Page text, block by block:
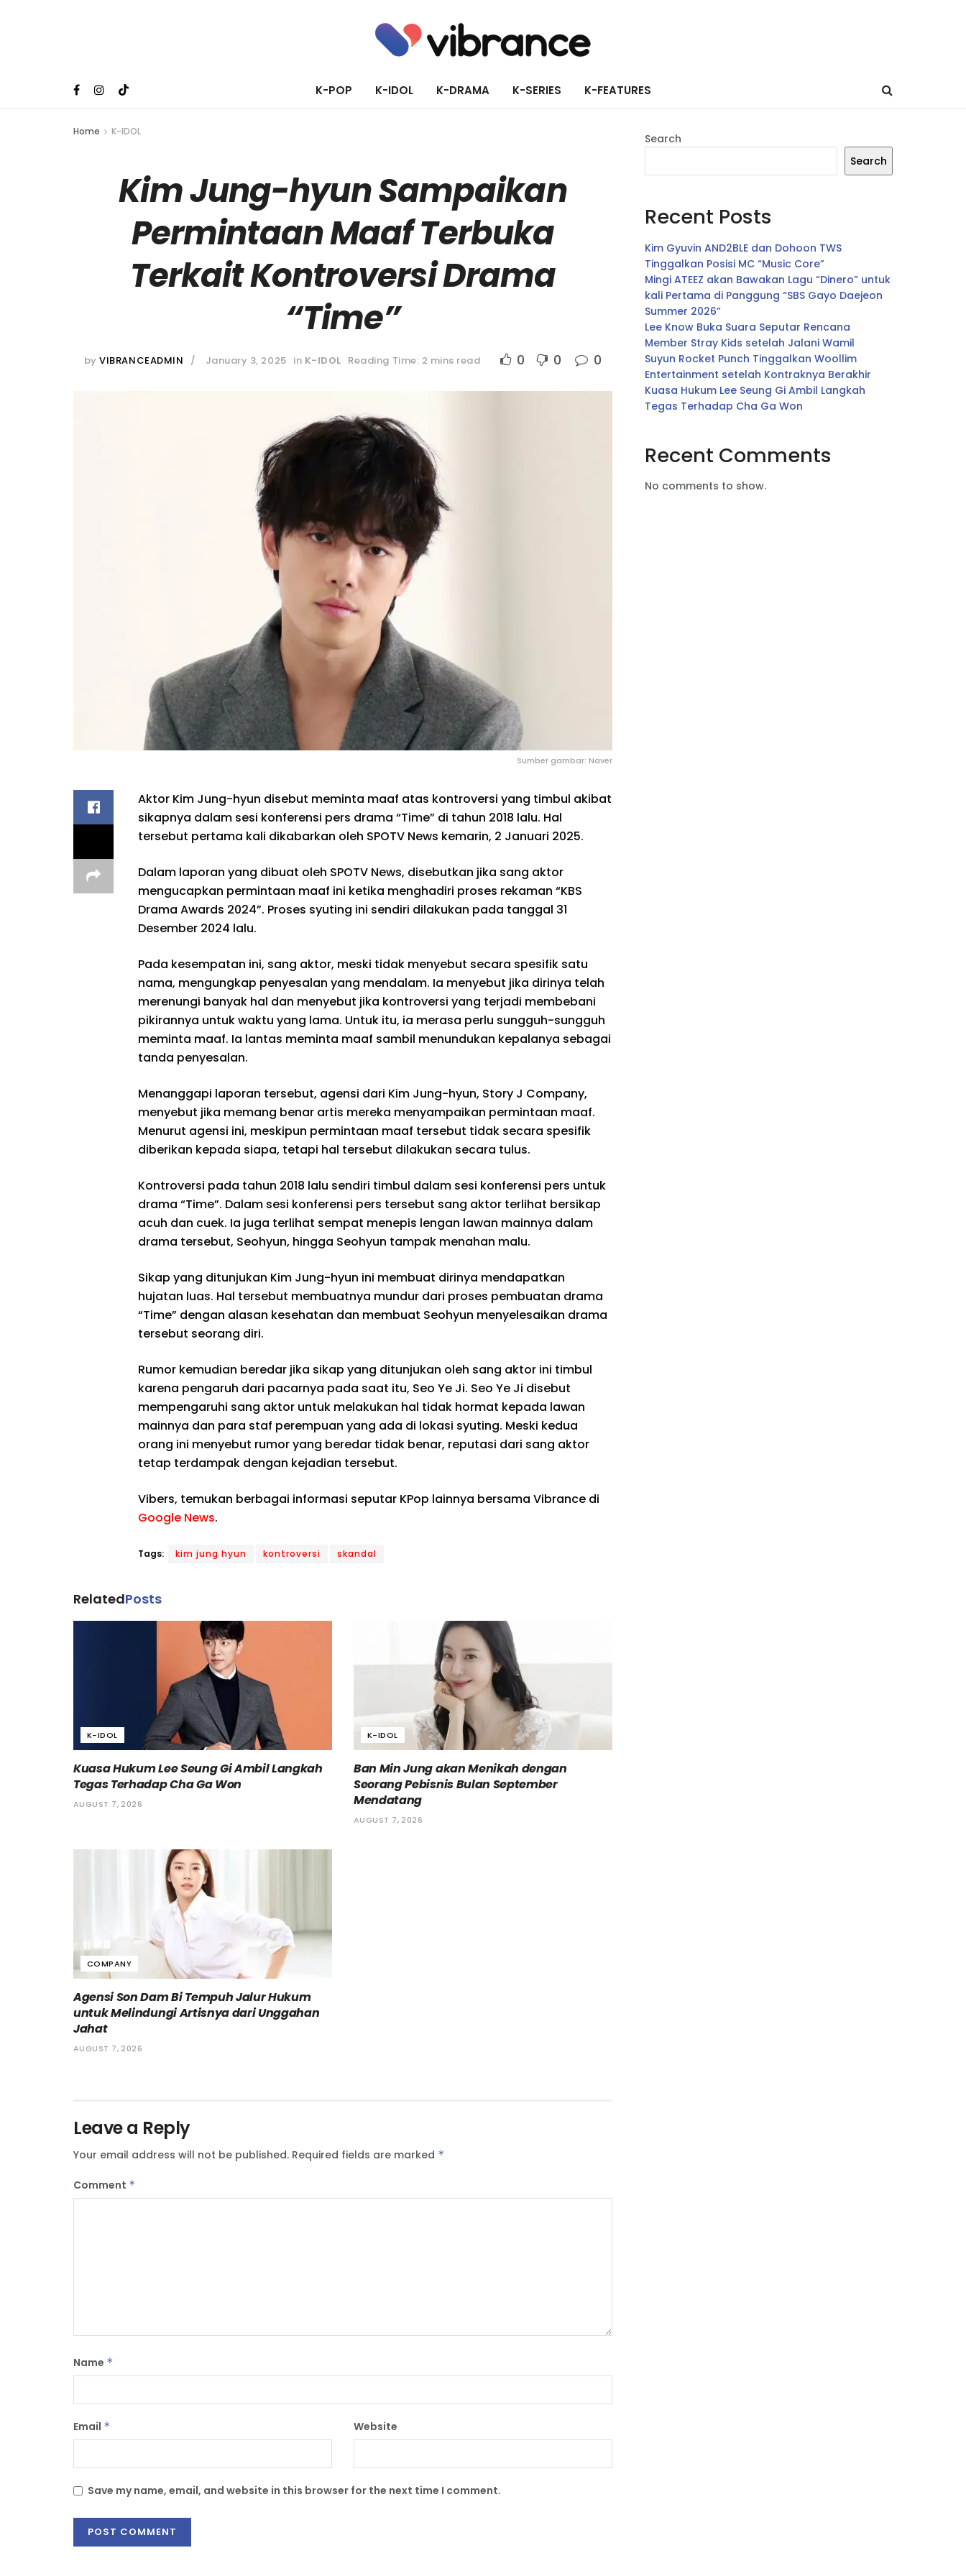
K-POP K-IDOL K-DRAMA K-SERIES K-FEATURES
Home K-IDOL
Kim Jung-hyun Sampaikan
Permintaan Maaf Terbuka
Terkait Kontroversi Drama
“Time”
by VIBRANCEADMIN January 3, 2025 in K-IDOL Reading Time: 2 mins read 0 0 0
Sumber gambar: Naver
Aktor Kim Jung-hyun disebut meminta maaf atas kontroversi yang timbul akibat
sikapnya dalam sesi konferensi pers drama “Time” di tahun 2018 lalu. Hal
tersebut pertama kali dikabarkan oleh SPOTV News kemarin, 2 Januari 2025.
Dalam laporan yang dibuat oleh SPOTV News, disebutkan jika sang aktor
mengucapkan permintaan maaf ini ketika menghadiri proses rekaman “KBS
Drama Awards 2024”. Proses syuting ini sendiri dilakukan pada tanggal 31
Desember 2024 lalu.
Pada kesempatan ini, sang aktor, meski tidak menyebut secara spesifik satu
nama, mengungkap penyesalan yang mendalam. Ia menyebut jika dirinya telah
merenungi banyak hal dan menyebut jika kontroversi yang terjadi membebani
pikirannya untuk waktu yang lama. Untuk itu, ia merasa perlu sungguh-sungguh
meminta maaf. Ia lantas meminta maaf sambil menundukan kepalanya sebagai
tanda penyesalan.
Menanggapi laporan tersebut, agensi dari Kim Jung-hyun, Story J Company,
menyebut jika memang benar artis mereka menyampaikan permintaan maaf.
Menurut agensi ini, meskipun permintaan maaf tersebut tidak secara spesifik
diberikan kepada siapa, tetapi hal tersebut dilakukan secara tulus.
Kontroversi pada tahun 2018 lalu sendiri timbul dalam sesi konferensi pers untuk
drama “Time”. Dalam sesi konferensi pers tersebut sang aktor terlihat bersikap
acuh dan cuek. Ia juga terlihat sempat menepis lengan lawan mainnya dalam
drama tersebut, Seohyun, hingga Seohyun tampak menahan malu.
Sikap yang ditunjukan Kim Jung-hyun ini membuat dirinya mendapatkan
hujatan luas. Hal tersebut membuatnya mundur dari proses pembuatan drama
“Time” dengan alasan kesehatan dan membuat Seohyun menyelesaikan drama
tersebut seorang diri.
Rumor kemudian beredar jika sikap yang ditunjukan oleh sang aktor ini timbul
karena pengaruh dari pacarnya pada saat itu, Seo Ye Ji. Seo Ye Ji disebut
mempengaruhi sang aktor untuk melakukan hal tidak hormat kepada lawan
mainnya dan para staf perempuan yang ada di lokasi syuting. Meski kedua
orang ini menyebut rumor yang beredar tidak benar, reputasi dari sang aktor
tetap terdampak dengan kejadian tersebut.
Vibers, temukan berbagai informasi seputar KPop lainnya bersama Vibrance di
Google News.
Tags: kim jung hyun kontroversi skandal
RelatedPosts
K-IDOL
Kuasa Hukum Lee Seung Gi Ambil Langkah
Tegas Terhadap Cha Ga Won
AUGUST 7, 2026
K-IDOL
Ban Min Jung akan Menikah dengan
Seorang Pebisnis Bulan September
Mendatang
AUGUST 7, 2026
COMPANY
Agensi Son Dam Bi Tempuh Jalur Hukum
untuk Melindungi Artisnya dari Unggahan
Jahat
AUGUST 7, 2026
Leave a Reply
Your email address will not be published. Required fields are marked *
Comment *
Name *
Email * Website
Save my name, email, and website in this browser for the next time I comment.
Search
Search
Recent Posts
Kim Gyuvin AND2BLE dan Dohoon TWS
Tinggalkan Posisi MC “Music Core”
Mingi ATEEZ akan Bawakan Lagu “Dinero” untuk
kali Pertama di Panggung “SBS Gayo Daejeon
Summer 2026”
Lee Know Buka Suara Seputar Rencana
Member Stray Kids setelah Jalani Wamil
Suyun Rocket Punch Tinggalkan Woollim
Entertainment setelah Kontraknya Berakhir
Kuasa Hukum Lee Seung Gi Ambil Langkah
Tegas Terhadap Cha Ga Won
Recent Comments
No comments to show.